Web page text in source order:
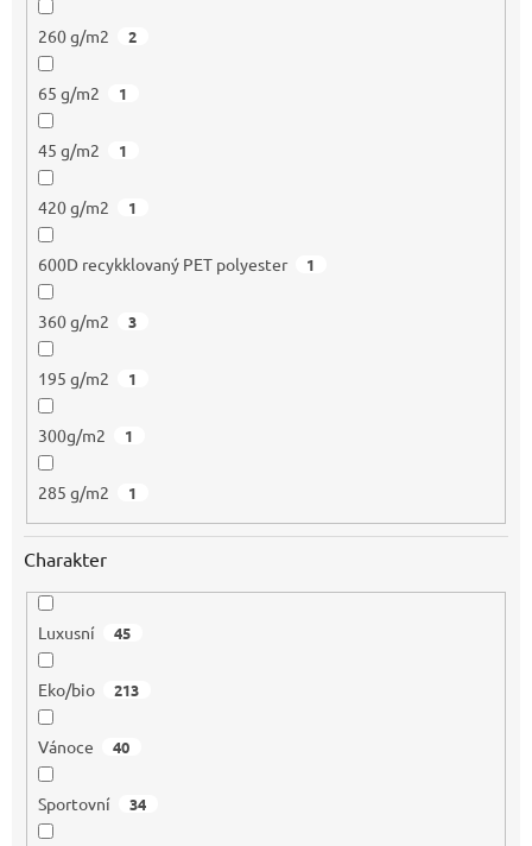
260 g/m2 2
65 g/m2 1
45 g/m2 1
420 g/m2 1
600D recykklovaný PET polyester 1
360 g/m2 3
195 g/m2 1
300g/m2 1
285 g/m2 1
Charakter
Luxusní 45
Eko/bio 213
Vánoce 40
Sportovní 34